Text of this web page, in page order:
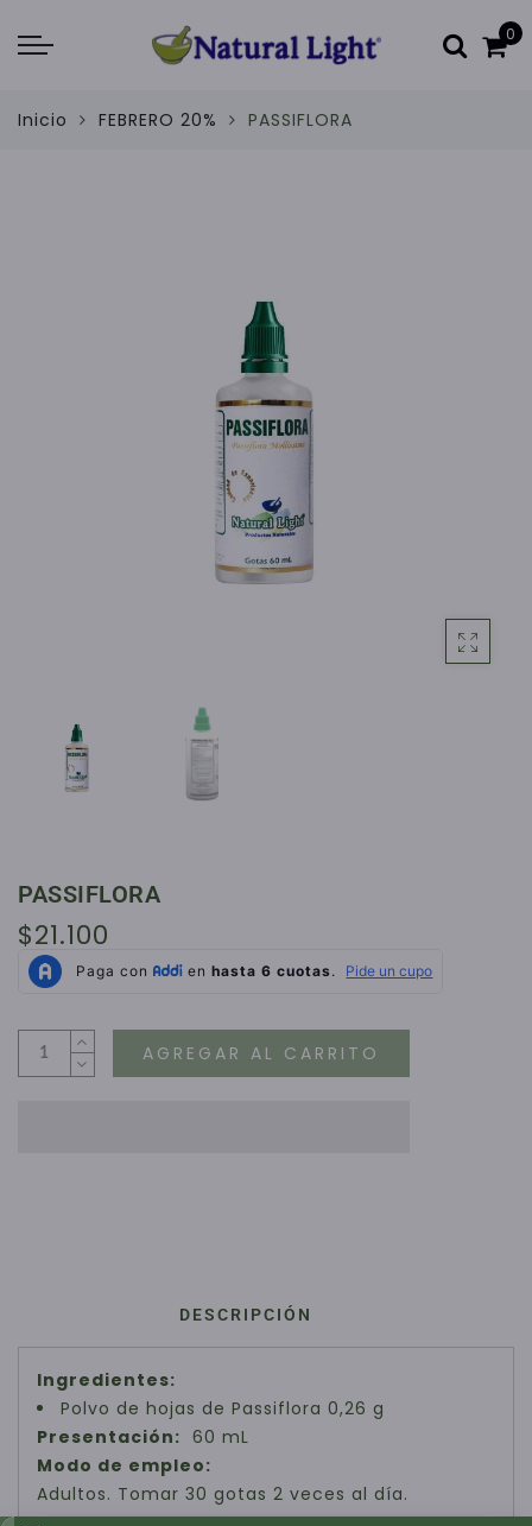
0
Inicio FEBRERO 20% PASSIFLORA
PASSIFLORA
$21.100
AGREGAR AL CARRITO
DESCRIPCIÓN
Ingredientes:
Polvo de hojas de Passiflora 0,26 g
Presentación: 60 mL
Modo de empleo:
Adultos. Tomar 30 gotas 2 veces al día.